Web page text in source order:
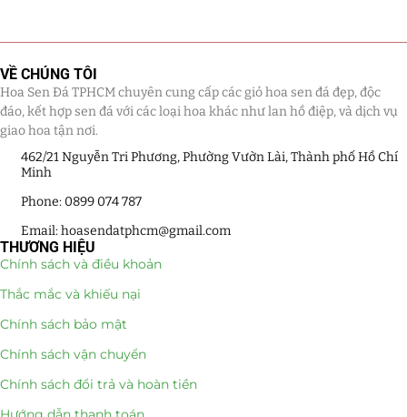
Cây Sen Đá Giá Sỉ
Chậu Sen Đá Mini (8)
Hồ Điệp và Hoa Sen đá (289)
Lan Hồ Điệp Truyền Thống
Lũa Hồ Điệp Sen Đá
Hoa Ngày Lễ 8/3
Hoa Tặng 14/2
Hoa Tặng 20/10
VỀ CHÚNG TÔI
Hoa Sen Đá TPHCM chuyên cung cấp các giỏ hoa sen đá đẹp, độc
đáo, kết hợp sen đá với các loại hoa khác như lan hồ điệp, và dịch vụ
giao hoa tận nơi.
462/21 Nguyễn Tri Phương, Phường Vườn Lài, Thành phố Hồ Chí
Minh
Phone: 0899 074 787
Email: hoasendatphcm@gmail.com
THƯƠNG HIỆU
Chính sách và điều khoản
Thắc mắc và khiếu nại
Chính sách bảo mật
Chính sách vận chuyển
Chính sách đổi trả và hoàn tiền